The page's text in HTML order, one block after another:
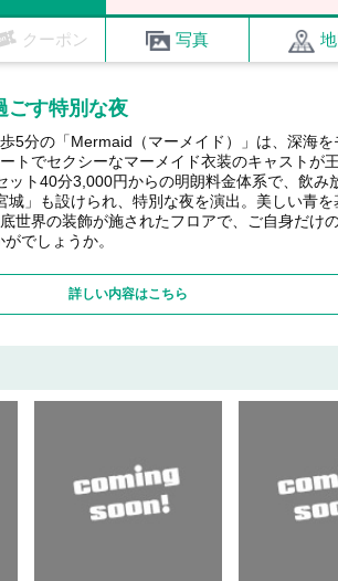
クーポン 写真
ごす特別な夜
5分の「Mermaid（マーメイド）」は、深海を
トでセクシーなマーメイド衣装のキャストが
ット40分3,000円からの明朗料金体系で、飲み
城」も設けられ、特別な夜を演出。美しい青を
世界の装飾が施されたフロアで、ご自身だけ
でしょうか。
詳しい内容はこちら